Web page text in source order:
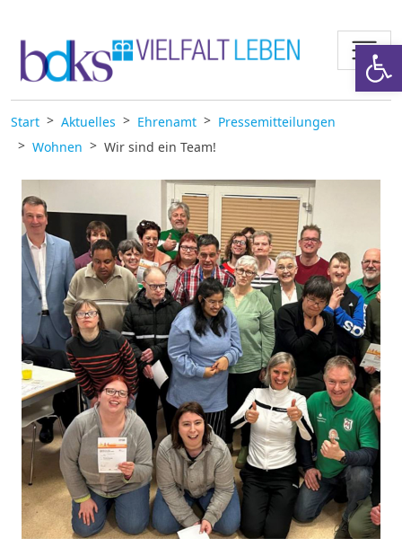
Start Aktuelles Ehrenamt
Pressemitteilungen
Wohnen
Wir sind ein Team!